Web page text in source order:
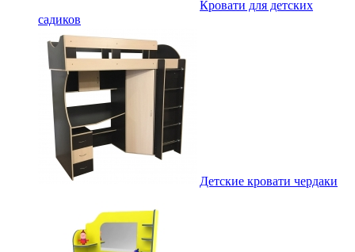
Кровати для детских
садиков
Детские кровати чердаки